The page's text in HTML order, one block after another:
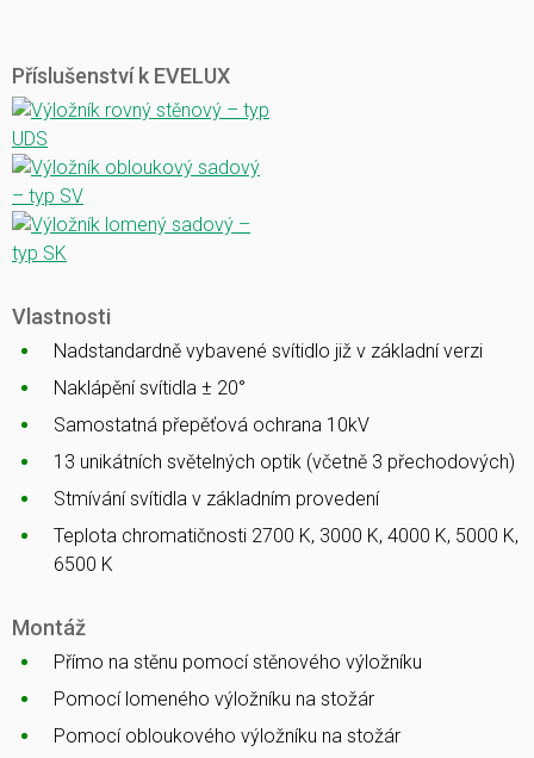
Příslušenství k EVELUX
Vlastnosti
Nadstandardně vybavené svítidlo již v základní verzi
Naklápění svítidla ± 20°
Samostatná přepěťová ochrana 10kV
13 unikátních světelných optik (včetně 3 přechodových)
Stmívání svítidla v základním provedení
Teplota chromatičnosti 2700 K, 3000 K, 4000 K, 5000 K,
6500 K
Montáž
Přímo na stěnu pomocí stěnového výložníku
Pomocí lomeného výložníku na stožár
Pomocí obloukového výložníku na stožár